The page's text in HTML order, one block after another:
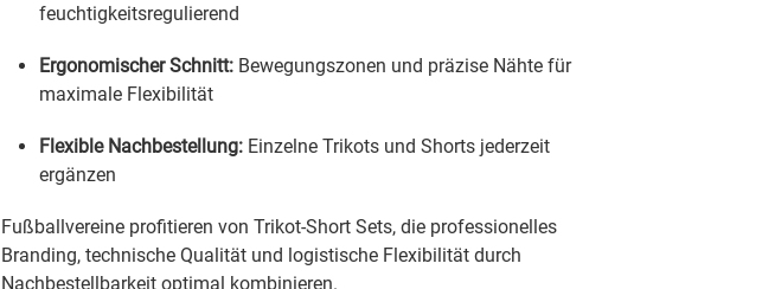
feuchtigkeitsregulierend
Ergonomischer Schnitt: Bewegungszonen und präzise Nähte für
maximale Flexibilität
Flexible Nachbestellung: Einzelne Trikots und Shorts jederzeit
ergänzen
Fußballvereine profitieren von Trikot-Short Sets, die professionelles
Branding, technische Qualität und logistische Flexibilität durch
Nachbestellbarkeit optimal kombinieren.